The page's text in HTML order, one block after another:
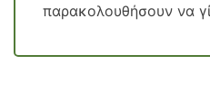
παρακολουθήσουν να